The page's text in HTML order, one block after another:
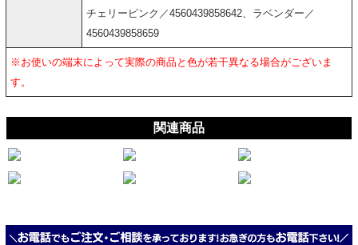
チェリーピンク／4560439858642、ラベンダー／
4560439858659
※お使いの端末によって実際の商品と色が若干異なる場合がございま
す。
関連商品